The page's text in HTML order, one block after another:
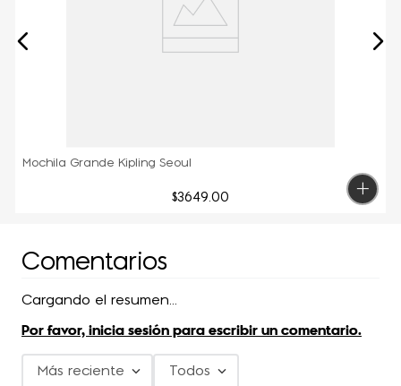
Mochila Grande Kipling Seoul
$3649.00
Comentarios
Cargando el resumen…
Por favor, inicia sesión para escribir un comentario.
Más reciente Todos